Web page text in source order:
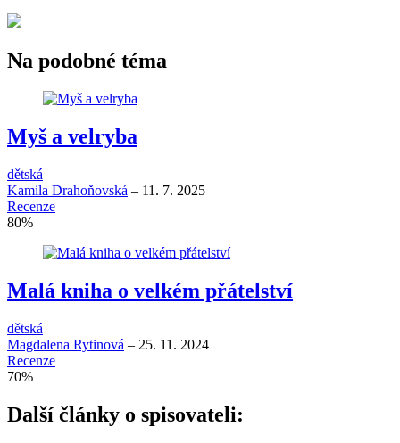
Na podobné téma
Myš a velryba
dětská
Kamila Drahoňovská – 11. 7. 2025
Recenze
80%
Malá kniha o velkém přátelství
dětská
Magdalena Rytinová – 25. 11. 2024
Recenze
70%
Další články o spisovateli: